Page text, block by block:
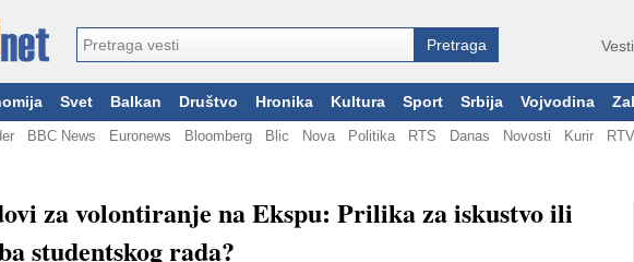
Vesti
Svet Balkan Društvo Hronika Kultura Sport Srbija Vojvodina
BBC News Euronews Bloomberg Blic Nova Politika RTS Danas Novosti Kurir RTV
za volontiranje na Ekspu: Prilika za iskustvo ili
studentskog rada?